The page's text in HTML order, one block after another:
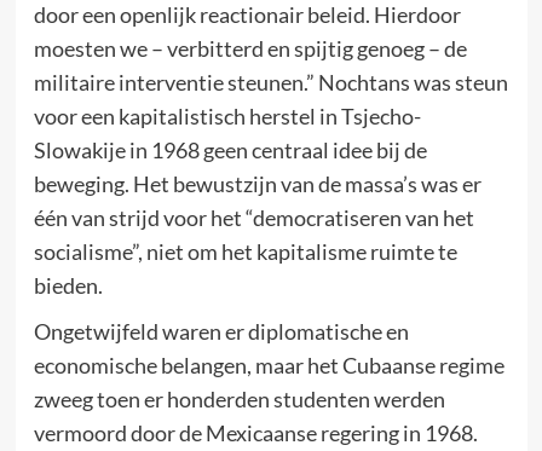
door een openlijk reactionair beleid. Hierdoor
moesten we – verbitterd en spijtig genoeg – de
militaire interventie steunen.” Nochtans was steun
voor een kapitalistisch herstel in Tsjecho-
Slowakije in 1968 geen centraal idee bij de
beweging. Het bewustzijn van de massa’s was er
één van strijd voor het “democratiseren van het
socialisme”, niet om het kapitalisme ruimte te
bieden.
Ongetwijfeld waren er diplomatische en
economische belangen, maar het Cubaanse regime
zweeg toen er honderden studenten werden
vermoord door de Mexicaanse regering in 1968.